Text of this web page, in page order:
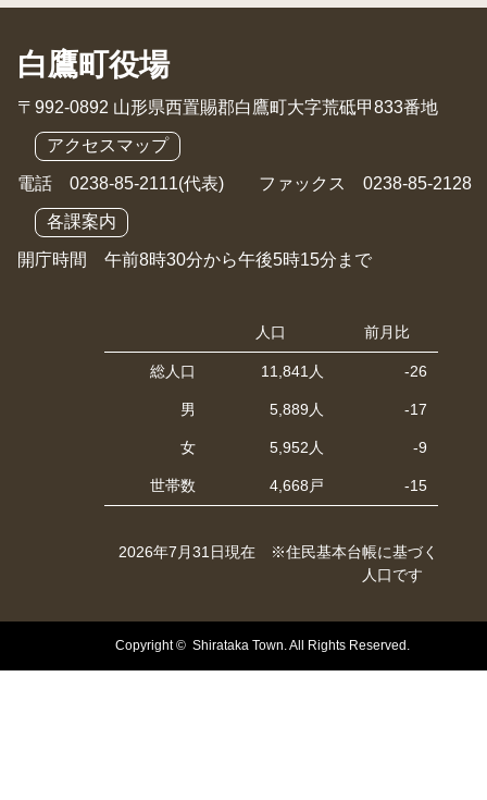
白鷹町役場
〒992-0892 山形県西置賜郡白鷹町大字荒砥甲833番地
アクセスマップ
電話 0238-85-2111(代表) ファックス 0238-85-2128
各課案内
開庁時間 午前8時30分から午後5時15分まで
人口 前月比
総人口 11,841人 -26
男 5,889人 -17
女 5,952人 -9
世帯数 4,668戸 -15
2026年7月31日現在 ※住民基本台帳に基づく
人口です
Copyright © Shirataka Town. All Rights Reserved.